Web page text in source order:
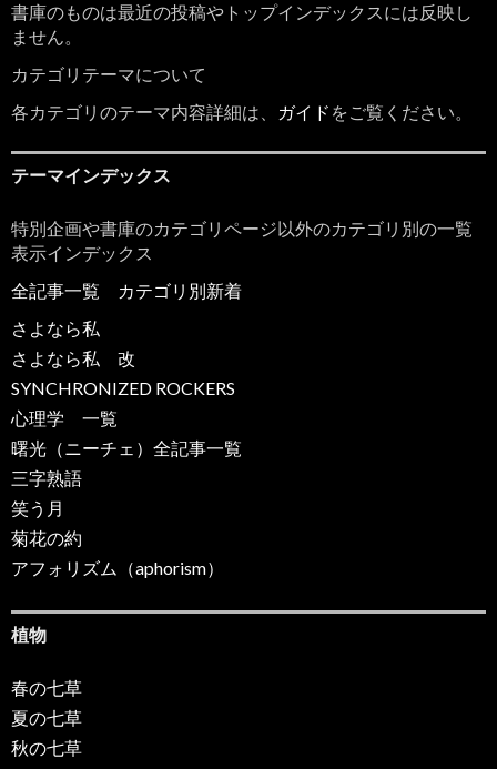
書庫のものは最近の投稿やトップインデックスには反映し
ません。
カテゴリテーマについて
各カテゴリのテーマ内容詳細は、
ガイド をご覧ください。
テーマインデックス
特別企画や書庫のカテゴリページ以外のカテゴリ別の一覧
表示インデックス
全記事一覧
カテゴリ別新着
さよなら私
さよなら私 改
SYNCHRONIZED ROCKERS
心理学 一覧
曙光（ニーチェ）全記事一覧
三字熟語
笑う月
菊花の約
アフォリズム（aphorism）
植物
春の七草
夏の七草
秋の七草